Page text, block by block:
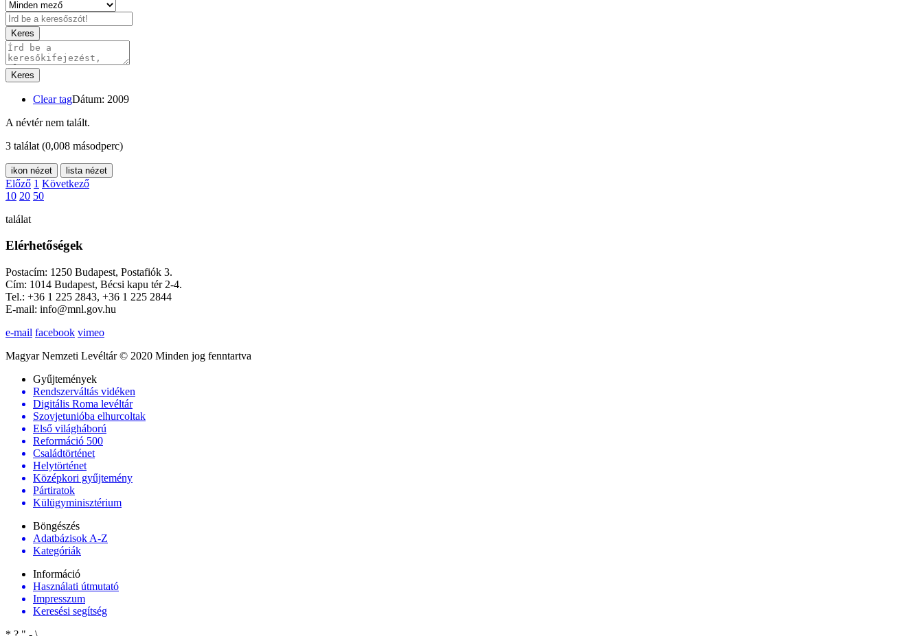
Keres
Keres
Clear tagDátum: 2009
A névtér nem talált.
3 találat (0,008 másodperc)
ikon nézet lista nézet
Előző 1 Következő
10 20 50
találat
Elérhetőségek
Postacím: 1250 Budapest, Postafiók 3.
Cím: 1014 Budapest, Bécsi kapu tér 2-4.
Tel.: +36 1 225 2843, +36 1 225 2844
E-mail: info@mnl.gov.hu
e-mail facebook vimeo
Magyar Nemzeti Levéltár © 2020 Minden jog fenntartva
Gyűjtemények
Rendszerváltás vidéken
Digitális Roma levéltár
Szovjetunióba elhurcoltak
Első világháború
Reformáció 500
Családtörténet
Helytörténet
Középkori gyűjtemény
Pártiratok
Külügyminisztérium
Böngészés
Adatbázisok A-Z
Kategóriák
Információ
Használati útmutató
Impresszum
Keresési segítség